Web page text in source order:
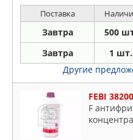
Поставка
Завтра 500
Завтра 1 шт.
Другие
FEBI 38200
F